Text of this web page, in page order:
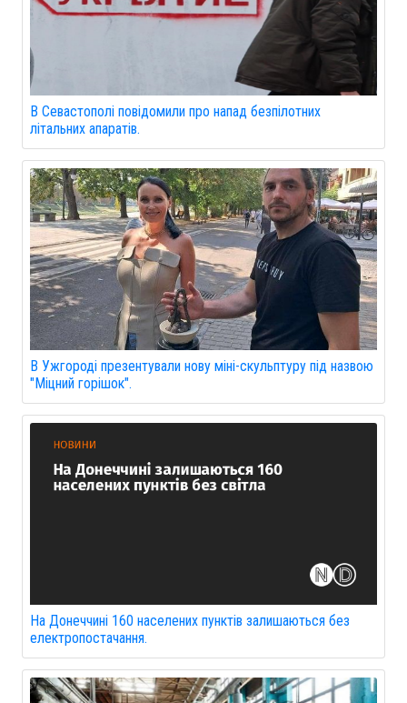
В Севастополі повідомили про напад безпілотних
літальних апаратів.
В Ужгороді презентували нову міні-скульптуру під назвою
"Міцний горішок".
На Донеччині 160 населених пунктів залишаються без
електропостачання.